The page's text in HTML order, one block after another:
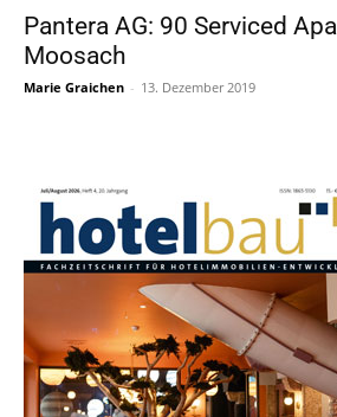
Pantera AG: 90 Serviced
Moosach
Marie Graichen - 13. Dezember 2019